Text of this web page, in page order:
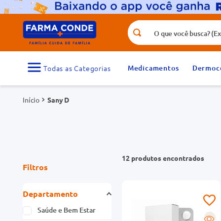
O que você busca? (Ex.: vitamina,
Medicamentos
Sany D
Filtros
Departamento
Saúde e Bem Estar
12 produtos
R
Termos mais buscados
1
medicamento